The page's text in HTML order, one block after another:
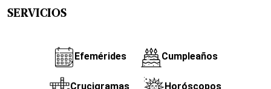
SERVICIOS
Efemérides Cumpleaños
Crucigramas Horóscopos